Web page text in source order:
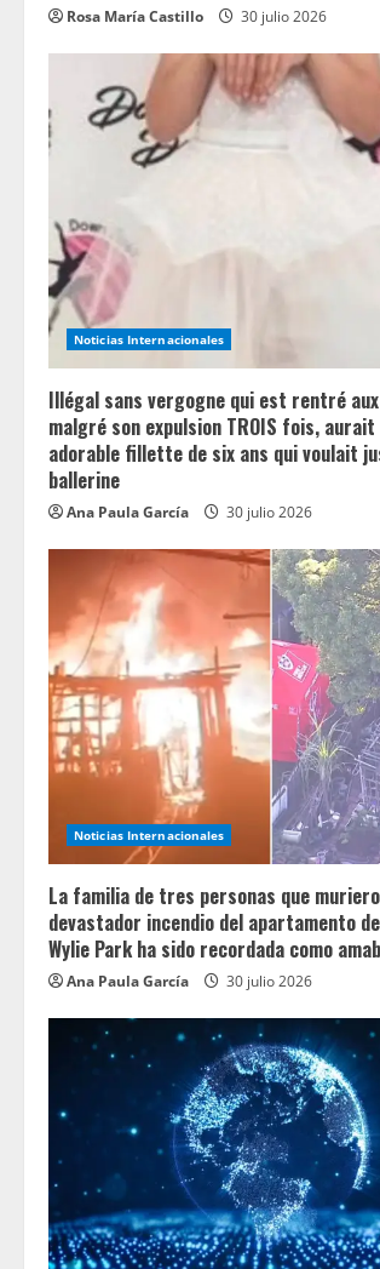
Rosa María Castillo 30 julio 2026
Noticias Internacionales
Illégal sans vergogne qui est rentré
malgré son expulsion TROIS fois,
adorable fillette de six ans qui voulait
ballerine
Ana Paula García 30 julio 2026
Noticias Internacionales
La familia de tres personas que
devastador incendio del apartamento
Wylie Park ha sido recordada como
Ana Paula García 30 julio 2026